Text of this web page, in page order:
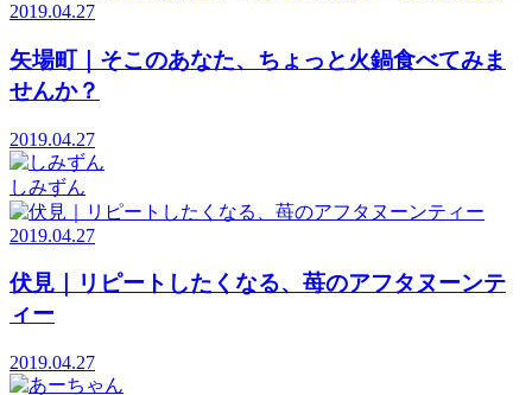
2019.04.27
矢場町｜そこのあなた、ちょっと火鍋食べてみま
せんか？
2019.04.27
しみずん
2019.04.27
伏見｜リピートしたくなる、苺のアフタヌーンテ
ィー
2019.04.27